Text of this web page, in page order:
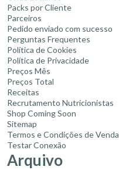
Packs por Cliente
Parceiros
Pedido enviado com sucesso
Perguntas Frequentes
Política de Cookies
Política de Privacidade
Preços Mês
Preços Total
Receitas
Recrutamento Nutricionistas
Shop Coming Soon
Sitemap
Termos e Condições de Venda
Testar Conexão
Arquivo